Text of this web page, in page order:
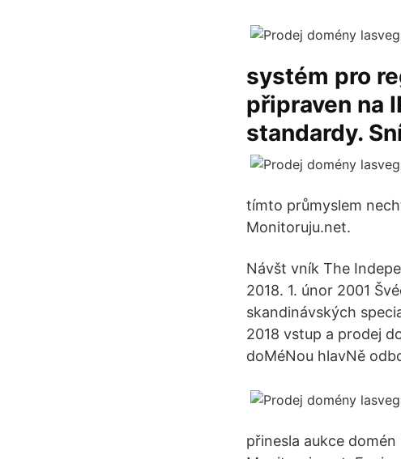
systém pro
připraven na
standardy.
tímto průmyslem
Monitoruju.net.
Návšt vník The
2018. 1. únor 2001
skandinávských
2018 vstup a prodej
doMéNou hlavNě
přinesla aukce